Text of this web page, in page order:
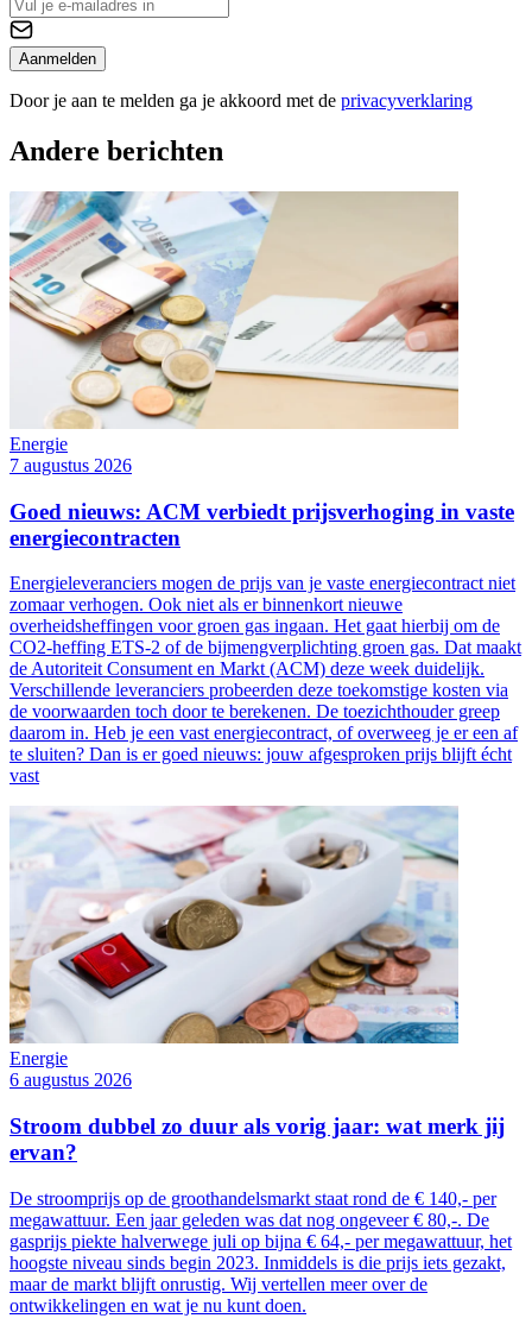
Aanmelden
Door je aan te melden ga je akkoord met de privacyverklaring
Andere berichten
Energie
7 augustus 2026
Goed nieuws: ACM verbiedt prijsverhoging in vaste
energiecontracten
Energieleveranciers mogen de prijs van je vaste energiecontract niet
zomaar verhogen. Ook niet als er binnenkort nieuwe
overheidsheffingen voor groen gas ingaan. Het gaat hierbij om de
CO2-heffing ETS-2 of de bijmengverplichting groen gas. Dat maakt
de Autoriteit Consument en Markt (ACM) deze week duidelijk.
Verschillende leveranciers probeerden deze toekomstige kosten via
de voorwaarden toch door te berekenen. De toezichthouder greep
daarom in. Heb je een vast energiecontract, of overweeg je er een af
te sluiten? Dan is er goed nieuws: jouw afgesproken prijs blijft écht
vast
Energie
6 augustus 2026
Stroom dubbel zo duur als vorig jaar: wat merk jij
ervan?
De stroomprijs op de groothandelsmarkt staat rond de € 140,- per
megawattuur. Een jaar geleden was dat nog ongeveer € 80,-. De
gasprijs piekte halverwege juli op bijna € 64,- per megawattuur, het
hoogste niveau sinds begin 2023. Inmiddels is die prijs iets gezakt,
maar de markt blijft onrustig. Wij vertellen meer over de
ontwikkelingen en wat je nu kunt doen.